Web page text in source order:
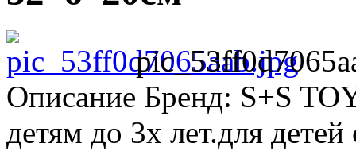
Описание Бренд: S+S
детям до 3х лет.для детей